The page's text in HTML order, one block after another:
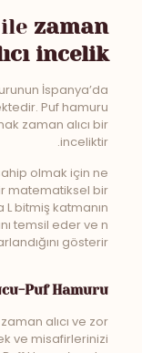
zaman
incelik
İspanya’da
Puf hamuru
zaman alıcı bir
inceliktir.
olmak için ne
matematiksel bir
L bitmiş katmanın
temsil eder ve n
gösterir.
Puf Hamuru
alıcı ve zor
ve misafirlerinizi